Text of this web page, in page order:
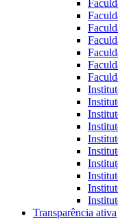
Transparência ativa